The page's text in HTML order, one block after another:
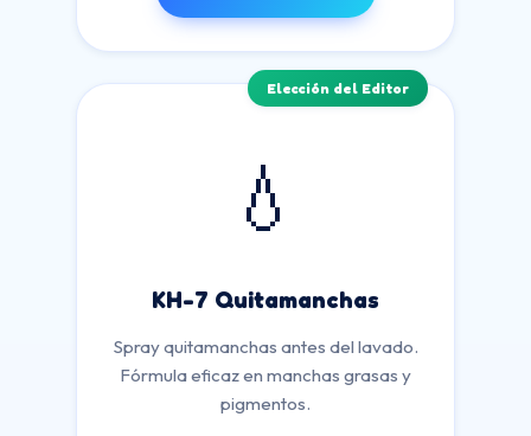
Elección del Editor
💧
KH-7 Quitamanchas
Spray quitamanchas antes del lavado.
Fórmula eficaz en manchas grasas y
pigmentos.